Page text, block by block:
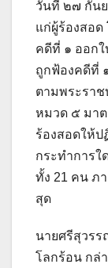
วันที่ ๒๗ กัน
แก่ผู้ร้องสอ
คดีที่ ๑ ออก
ถูกฟ้องคดีที่
ตามพระรา
หมวด ๕ มา
ร้องสอดให้
กระทำการใ
ทั้ง 21 คน ภ
สุด
นายศรีสุวร
โลกร้อน กล่